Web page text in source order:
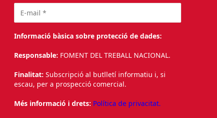
Informació bàsica sobre protecció de dades:
Responsable: FOMENT DEL TREBALL NACIONAL.
Finalitat: Subscripció al butlletí informatiu i, si
escau, per a prospecció comercial.
Més informació i drets: Política de privacitat.